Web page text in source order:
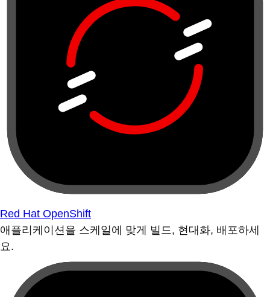
Red Hat OpenShift
애플리케이션을 스케일에 맞게 빌드, 현대화, 배포하세
요.